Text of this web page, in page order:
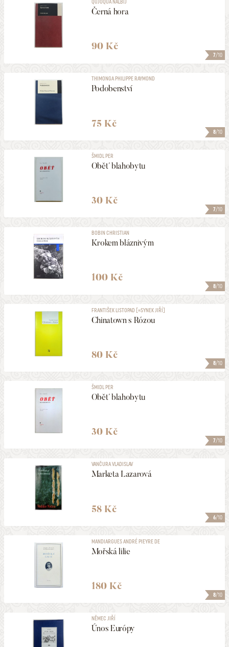
7/10
QUJOQUA NÁLBIJ
Černá hora
90 Kč
8/10
THIMONGA PHILIPPE RAYMOND
Podobenství
75 Kč
7/10
ŠMIDL PER
Oběť blahobytu
30 Kč
8/10
BOBIN CHRISTIAN
Krokem bláznivým
100 Kč
8/10
FRANTIŠEK LISTOPAD [=SYNEK JIŘÍ]
Chinatown s Rózou
80 Kč
7/10
ŠMIDL PER
Oběť blahobytu
30 Kč
6/10
VANČURA VLADISLAV
Marketa Lazarová
58 Kč
8/10
MANDIARGUES ANDRÉ PIEYRE DE
Mořská lilie
180 Kč
NĚMEC JIŘÍ
Únos Európy